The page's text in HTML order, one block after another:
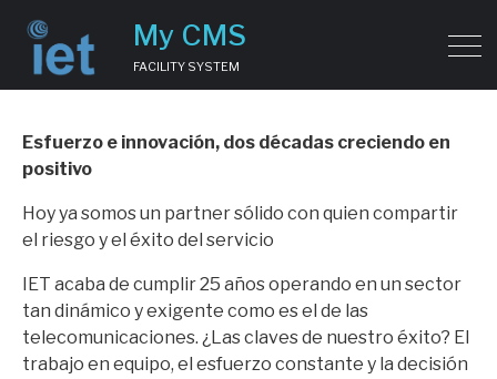
My CMS
FACILITY SYSTEM
Nuestra Evolución
Esfuerzo e innovación, dos décadas creciendo en
positivo
Hoy ya somos un partner sólido con quien compartir
el riesgo y el éxito del servicio
IET acaba de cumplir 25 años operando en un sector
tan dinámico y exigente como es el de las
telecomunicaciones. ¿Las claves de nuestro éxito? El
trabajo en equipo, el esfuerzo constante y la decisión